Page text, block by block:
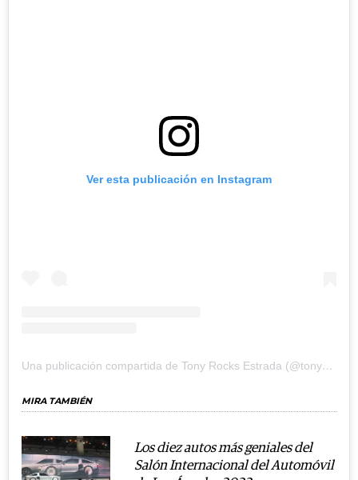
Ver esta publicación en Instagram
Una publicación compartida de Tony Rocks Estrada (@tonyrocks)
MIRA TAMBIÉN
Los diez autos más geniales del
Salón Internacional del Automóvil